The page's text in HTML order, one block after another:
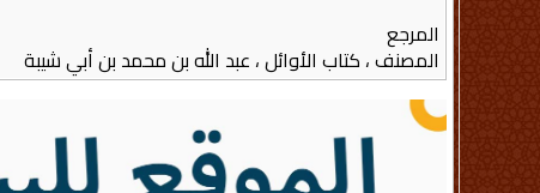
المرجع
المصنف ، كتاب الأوائل ، عبد الله بن محمد بن أبي شيبة